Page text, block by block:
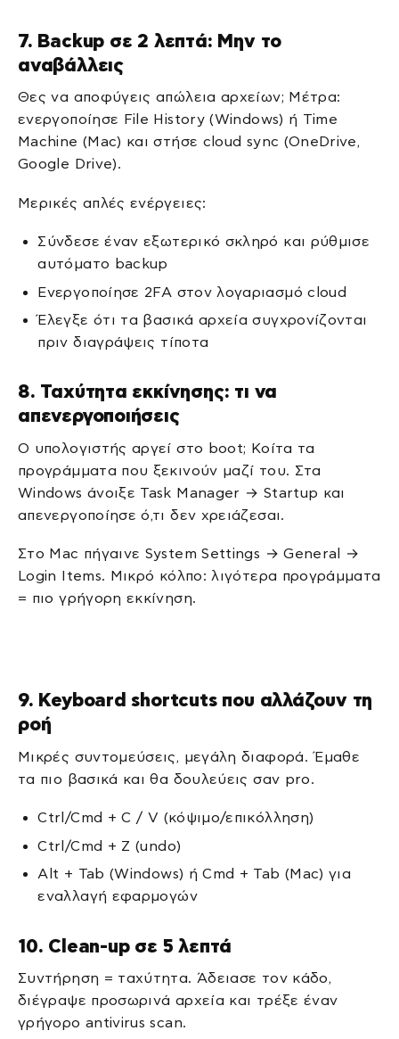
7. Backup σε 2 λεπτά: Μην το
αναβάλλεις
Θες να αποφύγεις απώλεια αρχείων; Μέτρα:
ενεργοποίησε File History (Windows) ή Time
Machine (Mac) και στήσε cloud sync (OneDrive,
Google Drive).
Μερικές απλές ενέργειες:
Σύνδεσε έναν εξωτερικό σκληρό και ρύθμισε
αυτόματο backup
Ενεργοποίησε 2FA στον λογαριασμό cloud
Έλεγξε ότι τα βασικά αρχεία συγχρονίζονται
πριν διαγράψεις τίποτα
8. Ταχύτητα εκκίνησης: τι να
απενεργοποιήσεις
Ο υπολογιστής αργεί στο boot; Κοίτα τα
προγράμματα που ξεκινούν μαζί του. Στα
Windows άνοιξε Task Manager → Startup και
απενεργοποίησε ό,τι δεν χρειάζεσαι.
Στο Mac πήγαινε System Settings → General →
Login Items. Μικρό κόλπο: λιγότερα προγράμματα
= πιο γρήγορη εκκίνηση.
9. Keyboard shortcuts που αλλάζουν τη
ροή
Μικρές συντομεύσεις, μεγάλη διαφορά. Έμαθε
τα πιο βασικά και θα δουλεύεις σαν pro.
Ctrl/Cmd + C / V (κόψιμο/επικόλληση)
Ctrl/Cmd + Z (undo)
Alt + Tab (Windows) ή Cmd + Tab (Mac) για
εναλλαγή εφαρμογών
10. Clean-up σε 5 λεπτά
Συντήρηση = ταχύτητα. Άδειασε τον κάδο,
διέγραψε προσωρινά αρχεία και τρέξε έναν
γρήγορο antivirus scan.